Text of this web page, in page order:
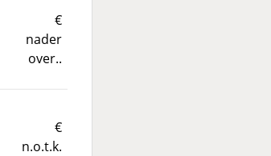
€
nader
over..
€
n.o.t.k.